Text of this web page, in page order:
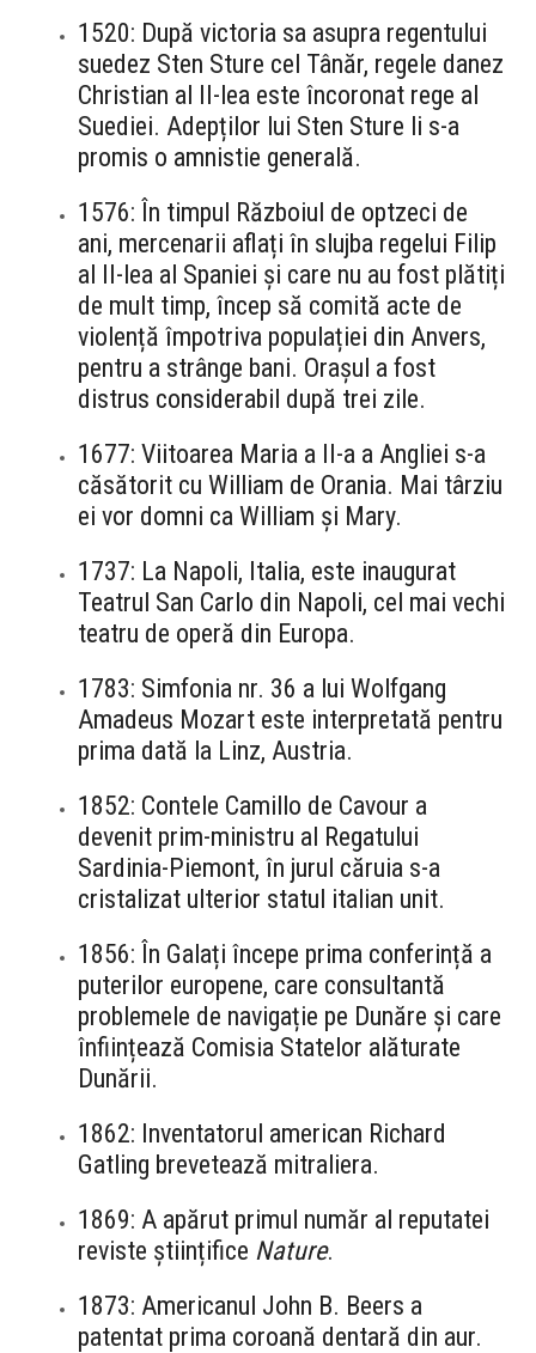
1520: După victoria sa asupra regentului
suedez Sten Sture cel Tânăr, regele danez
Christian al II-lea este încoronat rege al
Suediei. Adepților lui Sten Sture li s-a
promis o amnistie generală.
1576: În timpul Războiul de optzeci de
ani, mercenarii aflați în slujba regelui Filip
al II-lea al Spaniei și care nu au fost plătiți
de mult timp, încep să comită acte de
violență împotriva populației din Anvers,
pentru a strânge bani. Orașul a fost
distrus considerabil după trei zile.
1677: Viitoarea Maria a II-a a Angliei s-a
căsătorit cu William de Orania. Mai târziu
ei vor domni ca William și Mary.
1737: La Napoli, Italia, este inaugurat
Teatrul San Carlo din Napoli, cel mai vechi
teatru de operă din Europa.
1783: Simfonia nr. 36 a lui Wolfgang
Amadeus Mozart este interpretată pentru
prima dată la Linz, Austria.
1852: Contele Camillo de Cavour a
devenit prim-ministru al Regatului
Sardinia-Piemont, în jurul căruia s-a
cristalizat ulterior statul italian unit.
1856: În Galați începe prima conferință a
puterilor europene, care consultantă
problemele de navigație pe Dunăre și care
înființează Comisia Statelor alăturate
Dunării.
1862: Inventatorul american Richard
Gatling brevetează mitraliera.
1869: A apărut primul număr al reputatei
reviste științifice Nature.
1873: Americanul John B. Beers a
patentat prima coroană dentară din aur.